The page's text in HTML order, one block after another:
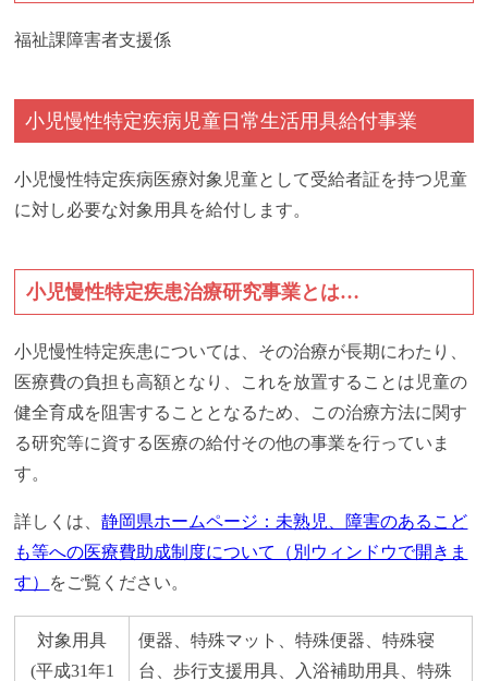
福祉課障害者支援係
小児慢性特定疾病児童日常生活用具給付事業
小児慢性特定疾病医療対象児童として受給者証を持つ児童
に対し必要な対象用具を給付します。
小児慢性特定疾患治療研究事業とは…
小児慢性特定疾患については、その治療が長期にわたり、
医療費の負担も高額となり、これを放置することは児童の
健全育成を阻害することとなるため、この治療方法に関す
る研究等に資する医療の給付その他の事業を行っていま
す。
詳しくは、静岡県ホームページ：未熟児、障害のあるこど
も等への医療費助成制度について（別ウィンドウで開きま
す） をご覧ください。
対象用具
(平成31年1
便器、特殊マット、特殊便器、特殊寝
台、歩行支援用具、入浴補助用具、特殊